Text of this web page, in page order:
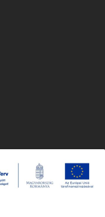
Jacobi Marketing